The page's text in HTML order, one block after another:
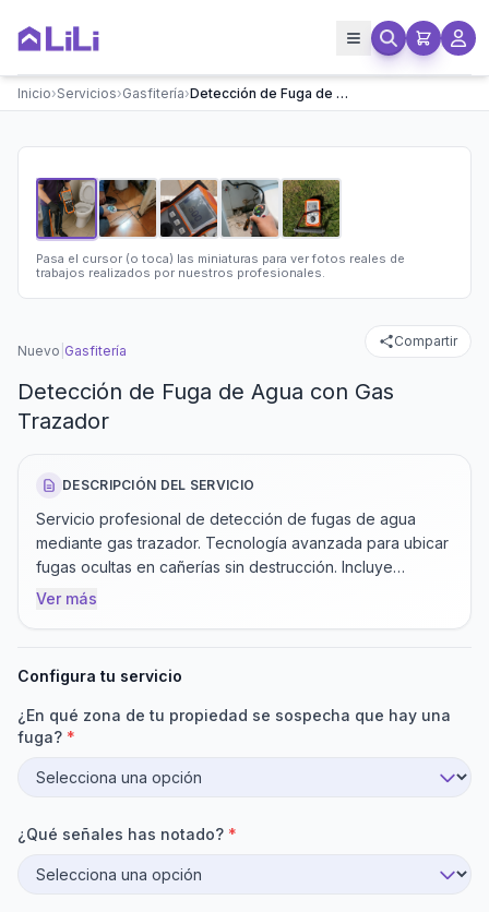
Inicio›Servicios›Gasfitería› Detección de Fuga de Agua con Gas Trazador
Pasa el cursor (o toca) las miniaturas para ver fotos reales de
trabajos realizados por nuestros profesionales.
Compartir
Nuevo Gasfitería
Detección de Fuga de Agua con Gas
Trazador
DESCRIPCIÓN DEL SERVICIO
Servicio profesional de detección de fugas de agua
mediante gas trazador. Tecnología avanzada para ubicar
fugas ocultas en cañerías sin destrucción. Incluye
inspección completa, inyección de gas trazador,
Ver más
Configura tu servicio
¿En qué zona de tu propiedad se sospecha que hay una
fuga? *
¿Qué señales has notado? *